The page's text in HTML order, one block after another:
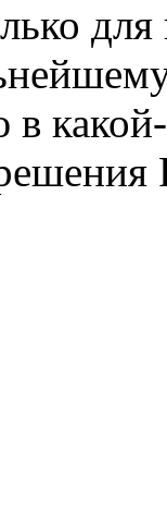
в